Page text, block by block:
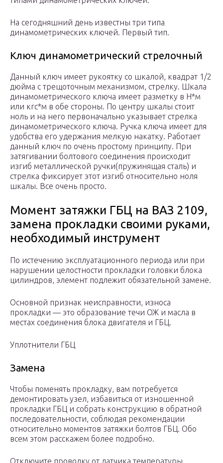
На сегодняшний день известны три типа
динамометрических ключей. Первый тип.
Ключ динамометрический стрелочный
Данный ключ имеет рукоятку со шкалой, квадрат 1/2
дюйма с трещоточным механизмом, стрелку. Шкала
динамометрического ключа имеет разметку в Н*м
или кгс*м в обе стороны. По центру шкалы стоит
ноль и на него первоначально указывает стрелка
динамометрического ключа. Ручка ключа имеет для
удобства его удержания мелкую накатку. Работает
данный ключ по очень простому принципу. При
затягивании болтового соединения происходит
изгиб металлической ручки(пружинящая сталь) и
стрелка фиксирует этот изгиб относительно ноля
шкалы. Все очень просто.
Момент затяжки ГБЦ на ВАЗ 2109,
замена прокладки своими руками,
необходимый инструмент
По истечению эксплуатационного периода или при
нарушении целостности прокладки головки блока
цилиндров, элемент подлежит обязательной замене.
Основной признак неисправности, износа
прокладки — это образование течи ОЖ и масла в
местах соединения блока двигателя и ГБЦ.
Уплотнители ГБЦ
Замена
Чтобы поменять прокладку, вам потребуется
демонтировать узел, избавиться от изношенной
прокладки ГБЦ и собрать конструкцию в обратной
последовательности, соблюдая рекомендации
относительно моментов затяжки болтов ГБЦ. Обо
всем этом расскажем более подробно.
Отключите проводку от датчика температуры